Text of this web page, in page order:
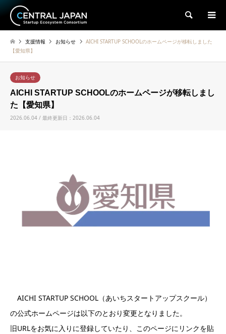
検索
支援情報 お知らせ
AICHI STARTUP SCHOOLのホームページが移転しました
【愛知県】
お知らせ
AICHI STARTUP SCHOOLのホームページが移転しまし
た【愛知県】
2026.06.04 / 最終更新日：2026.06.04
AICHI STARTUP SCHOOL（あいちスタートアップスクール）
の公式ホームページは以下のとおり変更となりました。
旧URLをお気に入りに登録していたり、このページにリンクを貼